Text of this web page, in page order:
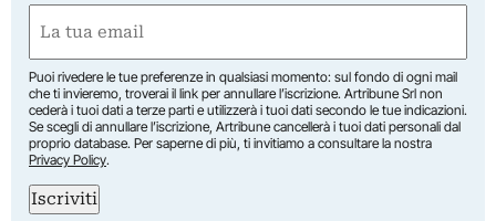
First
(Required)
Puoi rivedere le tue preferenze in qualsiasi momento: sul fondo di ogni mail
che ti invieremo, troverai il link per annullare l’iscrizione. Artribune Srl non
cederà i tuoi dati a terze parti e utilizzerà i tuoi dati secondo le tue indicazioni.
Se scegli di annullare l’iscrizione, Artribune cancellerà i tuoi dati personali dal
proprio database. Per saperne di più, ti invitiamo a consultare la nostra
Privacy Policy.
Iscriviti